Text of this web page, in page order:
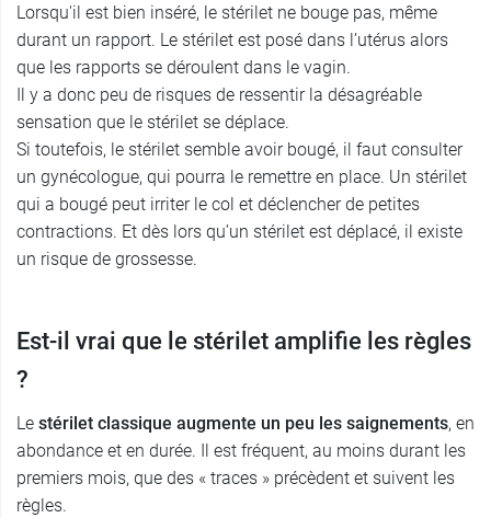
Lorsqu'il est bien inséré, le stérilet ne bouge pas, même
durant un rapport. Le stérilet est posé dans l’utérus alors
que les rapports se déroulent dans le vagin.
Il y a donc peu de risques de ressentir la désagréable
sensation que le stérilet se déplace.
Si toutefois, le stérilet semble avoir bougé, il faut consulter
un gynécologue, qui pourra le remettre en place. Un stérilet
qui a bougé peut irriter le col et déclencher de petites
contractions. Et dès lors qu’un stérilet est déplacé, il existe
un risque de grossesse.
Est-il vrai que le stérilet amplifie les règles
?
Le stérilet classique augmente un peu les saignements, en
abondance et en durée. Il est fréquent, au moins durant les
premiers mois, que des « traces » précèdent et suivent les
règles.